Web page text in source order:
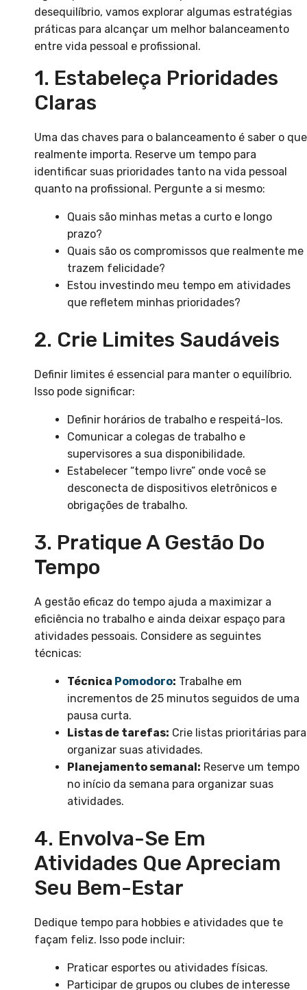
desequilíbrio, vamos explorar algumas estratégias
práticas para alcançar um melhor balanceamento
entre vida pessoal e profissional.
1. Estabeleça Prioridades
Claras
Uma das chaves para o balanceamento é saber o que
realmente importa. Reserve um tempo para
identificar suas prioridades tanto na vida pessoal
quanto na profissional. Pergunte a si mesmo:
Quais são minhas metas a curto e longo
prazo?
Quais são os compromissos que realmente me
trazem felicidade?
Estou investindo meu tempo em atividades
que refletem minhas prioridades?
2. Crie Limites Saudáveis
Definir limites é essencial para manter o equilíbrio.
Isso pode significar:
Definir horários de trabalho e respeitá-los.
Comunicar a colegas de trabalho e
supervisores a sua disponibilidade.
Estabelecer “tempo livre” onde você se
desconecta de dispositivos eletrônicos e
obrigações de trabalho.
3. Pratique A Gestão Do
Tempo
A gestão eficaz do tempo ajuda a maximizar a
eficiência no trabalho e ainda deixar espaço para
atividades pessoais. Considere as seguintes
técnicas:
Técnica Pomodoro: Trabalhe em
incrementos de 25 minutos seguidos de uma
pausa curta.
Listas de tarefas: Crie listas prioritárias para
organizar suas atividades.
Planejamento semanal: Reserve um tempo
no início da semana para organizar suas
atividades.
4. Envolva-Se Em
Atividades Que Apreciam
Seu Bem-Estar
Dedique tempo para hobbies e atividades que te
façam feliz. Isso pode incluir:
Praticar esportes ou atividades físicas.
Participar de grupos ou clubes de interesse